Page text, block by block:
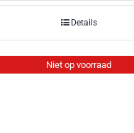
Details
Niet op voorraad